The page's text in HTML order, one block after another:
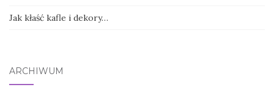
Jak kłaść kafle i dekory…
ARCHIWUM